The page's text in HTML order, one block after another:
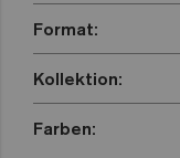
Format:
Kollektion:
Farben: